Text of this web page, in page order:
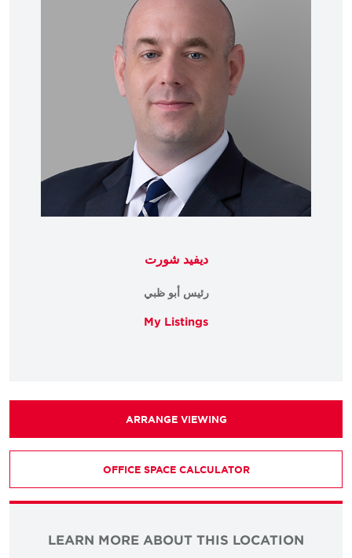
ديفيد شورت
رئيس أبو ظبي
My Listings
ARRANGE VIEWING
OFFICE SPACE CALCULATOR
LEARN MORE ABOUT THIS LOCATION